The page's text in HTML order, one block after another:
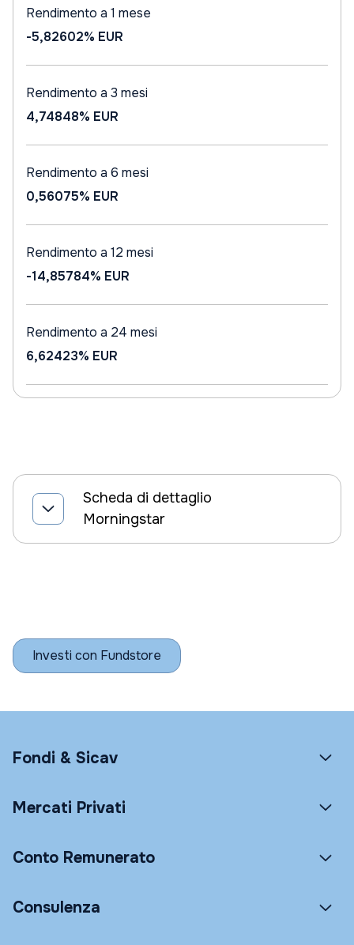
Rendimento a 1 mese
-5,82602% EUR
Rendimento a 3 mesi
4,74848% EUR
Rendimento a 6 mesi
0,56075% EUR
Rendimento a 12 mesi
-14,85784% EUR
Rendimento a 24 mesi
6,62423% EUR
Scheda di dettaglio
Morningstar
Investi con Fundstore
Fondi & Sicav
Mercati Privati
Conto Remunerato
Consulenza